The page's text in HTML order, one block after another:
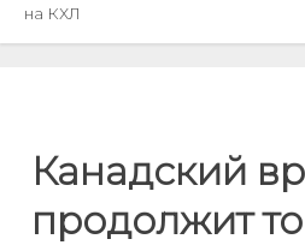
на КХЛ
Канадский
продолжит